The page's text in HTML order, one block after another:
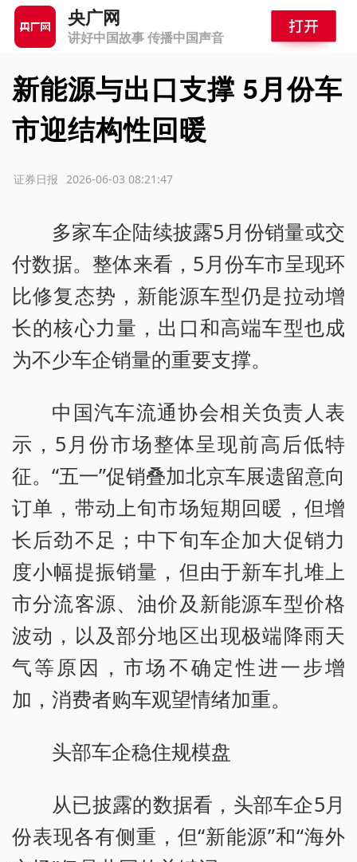
央广网
讲好中国故事 传播中国声音
新能源与出口支撑 5月份车
市迎结构性回暖
2026-06-03 08:21:47
证券日报
多家车企陆续披露5月份销量或交
付数据。整体来看，5月份车市呈现环
比修复态势，新能源车型仍是拉动增
长的核心力量，出口和高端车型也成
为不少车企销量的重要支撑。
中国汽车流通协会相关负责人表
示，5月份市场整体呈现前高后低特
征。“五一”促销叠加北京车展遗留意向
订单，带动上旬市场短期回暖，但增
长后劲不足；中下旬车企加大促销力
度小幅提振销量，但由于新车扎堆上
市分流客源、油价及新能源车型价格
波动，以及部分地区出现极端降雨天
气等原因，市场不确定性进一步增
加，消费者购车观望情绪加重。
头部车企稳住规模盘
从已披露的数据看，头部车企5月
份表现各有侧重，但“新能源”和“海外